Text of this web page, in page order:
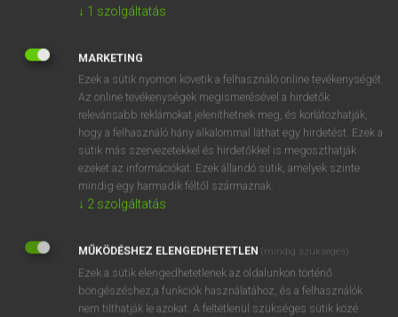
absztrahál
→abstracted
keresése szótárainkban
DÍJMENTES ANGOL SZÓTÁR
abstention
abstentionism
abstinence
↓ 1 szolgáltatás
MARKETING
Ezek a sütik nyomon követik a felhasználó online tevékenységét.
Az online tevékenységek megismerésével a hirdetők
relevánsabb reklámokat jeleníthetnek meg, és korlátozhatják,
hogy a felhasználó hány alkalommal láthat egy hirdetést. Ezek a
sütik más szervezetekkel és hirdetőkkel is megoszthatják
ezeket az információkat. Ezek állandó sütik, amelyek szinte
mindig egy harmadik féltől származnak.
↓ 2 szolgáltatás
MŰKÖDÉSHEZ ELENGEDHETETLEN (mindig szükséges)
Ezek a sütik elengedhetetlenek az oldalunkon történő
böngészéshez,a funkciók használatához, és a felhasználók
nem tilthatják le azokat. A feltétlenül szükséges sütik közé